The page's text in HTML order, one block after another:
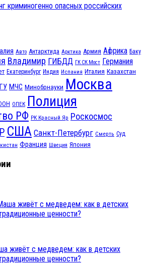
криминогенно опасных российских
Авто Антарктида Арктика Армия Африка Баку
Владимир ГИБДД ГК СК Мост Германия
Екатеринбург Индия Испания Италия Казахстан
МЧС Минобрнауки Москва
ОПЕК Полиция
РФ РК Красный Яр Роскосмос
США Санкт-Петербург Смерть Суд
Франция Швеция Япония
живёт с медведем: как в детских
ценности?